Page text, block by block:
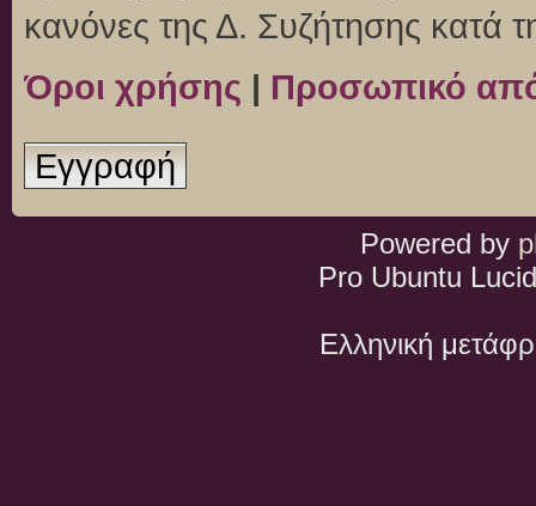
κανόνες της Δ. Συζήτησης κατά
Όροι χρήσης | Προσωπικό
Εγγραφή
Powered by
Pro Ubuntu
Ελληνική